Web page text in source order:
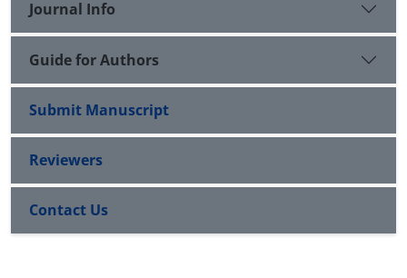
Journal Info
Guide for Authors
Submit Manuscript
Reviewers
Contact Us